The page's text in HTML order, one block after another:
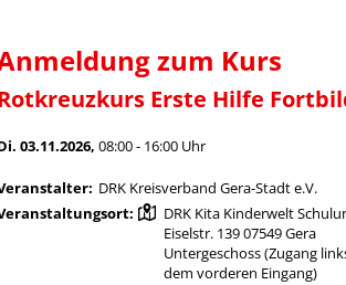
zum Kurs
Erste Hilfe
03.11.2026,08:00 - 16:00 Uhr
DRK Kreisverband Gera-Stadt e.V.
DRK Kita Kinderwelt
Eiselstr. 139 07549 Gera
Untergeschoss (Zugang
dem vorderen Eingang)